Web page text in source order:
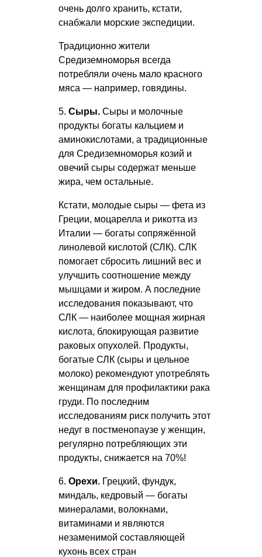
очень долго хранить, кстати,
снабжали морские экспедиции.
Традиционно жители
Средиземноморья всегда
потребляли очень мало красного
мяса — например, говядины.
5. Сыры. Сыры и молочные
продукты богаты кальцием и
аминокислотами, а традиционные
для Средиземноморья козий и
овечий сыры содержат меньше
жира, чем остальные.
Кстати, молодые сыры — фета из
Греции, моцарелла и рикотта из
Италии — богаты сопряжённой
линолевой кислотой (СЛК). СЛК
помогает сбросить лишний вес и
улучшить соотношение между
мышцами и жиром. А последние
исследования показывают, что
СЛК — наиболее мощная жирная
кислота, блокирующая развитие
раковых опухолей. Продукты,
богатые СЛК (сыры и цельное
молоко) рекомендуют употреблять
женщинам для профилактики рака
груди. По последним
исследованиям риск получить этот
недуг в постменопаузе у женщин,
регулярно потребляющих эти
продукты, снижается на 70%!
6. Орехи. Грецкий, фундук,
миндаль, кедровый — богаты
минералами, волокнами,
витаминами и являются
незаменимой составляющей
кухонь всех стран